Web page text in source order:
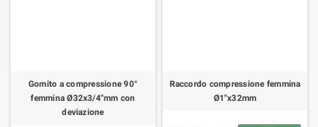
Gomito a compressione 90°
femmina Ø32x3/4"mm con
deviazione
Raccordo compressione femmina
Ø1"x32mm